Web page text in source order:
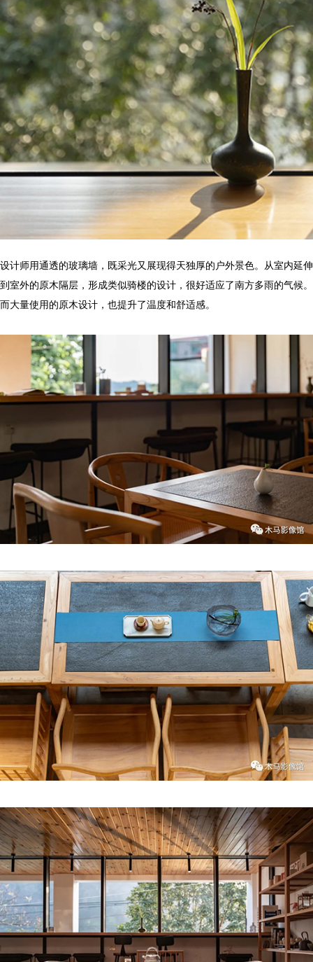
设计师用通透的玻璃墙，既采光又展现得天独厚的户外景色。从室内延伸
到室外的原木隔层，形成类似骑楼的设计，很好适应了南方多雨的气候。
而大量使用的原木设计，也提升了温度和舒适感。